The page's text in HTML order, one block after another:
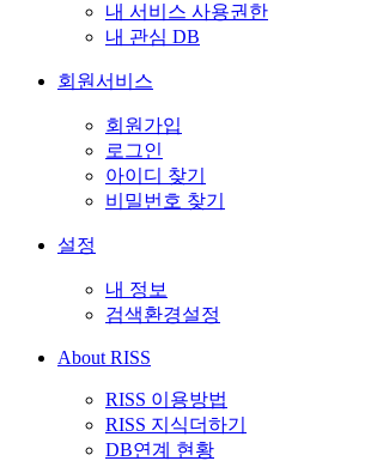
내 서비스 사용권한
내 관심 DB
회원서비스
회원가입
로그인
아이디 찾기
비밀번호 찾기
설정
내 정보
검색환경설정
About RISS
RISS 이용방법
RISS 지식더하기
DB연계 현황